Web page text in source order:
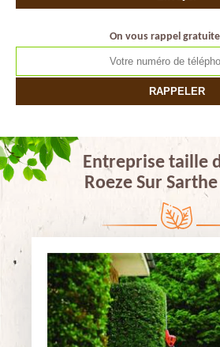
On vous rappel
Entreprise taille
Roeze Sur